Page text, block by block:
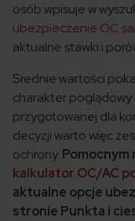
osób wpisuje w
ubezpieczenie OC
aktualne stawki i
Średnie wartości
charakter poglądowy
przygotowanej dla
decyzji warto więc
ochrony.
kalkulator OC/AC
aktualne opcje
stronie Punkta i